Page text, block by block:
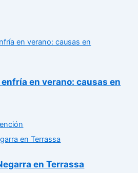
en verano: causas en
en Terrassa